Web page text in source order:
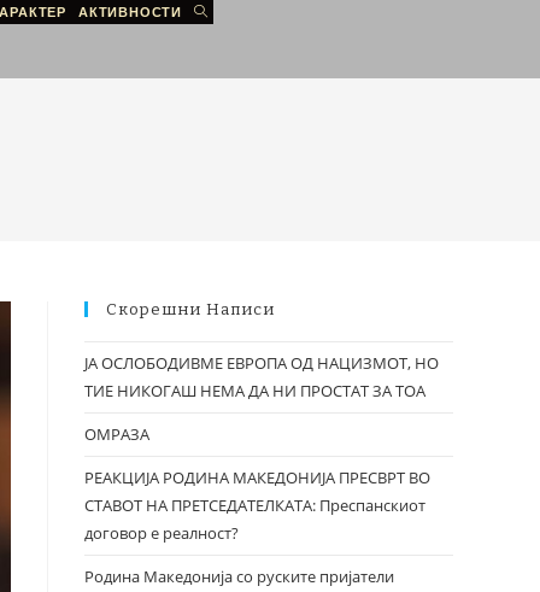
АКТИВНОСТИ
Скорешни Написи
ЈА ОСЛОБОДИВМЕ ЕВРОПА ОД НАЦИЗМОТ, НО
ТИЕ НИКОГАШ НЕМА ДА НИ ПРОСТАТ ЗА ТОА
ОМРАЗА
РЕАКЦИЈА РОДИНА МАКЕДОНИЈА ПРЕСВРТ ВО
СТАВОТ НА ПРЕТСЕДАТЕЛКАТА: Преспанскиот
договор е реалност?
Родина Македонија со руските пријатели